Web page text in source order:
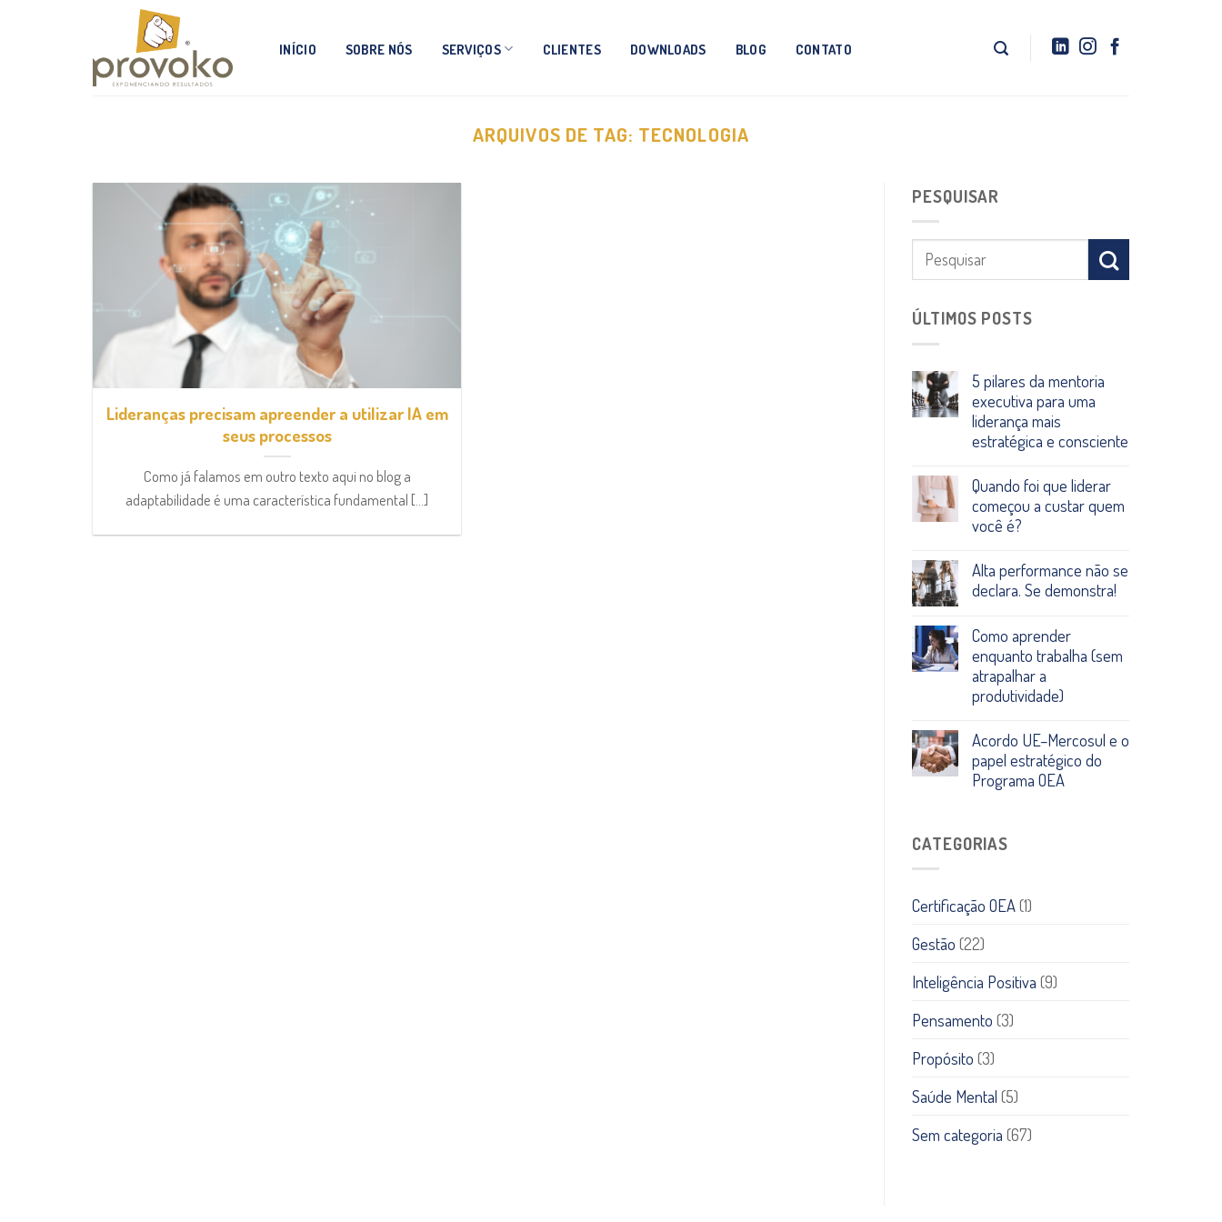
INÍCIO SOBRE NÓS SERVIÇOS CLIENTES DOWNLOADS BLOG CONTATO
ARQUIVOS DE TAG: TECNOLOGIA
Lideranças precisam apreender a utilizar IA em
seus processos
Como já falamos em outro texto aqui no blog a
adaptabilidade é uma característica fundamental [...]
PESQUISAR
ÚLTIMOS POSTS
5 pilares da mentoria
executiva para uma
liderança mais
estratégica e consciente
Quando foi que liderar
começou a custar quem
você é?
Alta performance não se
declara. Se demonstra!
Como aprender
enquanto trabalha (sem
atrapalhar a
produtividade)
Acordo UE–Mercosul e o
papel estratégico do
Programa OEA
CATEGORIAS
Certificação OEA(1)
Gestão (22)
Inteligência Positiva (9)
Pensamento (3)
Propósito (3)
Saúde Mental (5)
Sem categoria (67)